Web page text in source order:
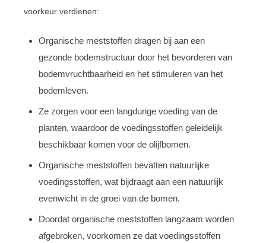
voorkeur verdienen:
Organische meststoffen dragen bij aan een
gezonde bodemstructuur door het bevorderen van
bodemvruchtbaarheid en het stimuleren van het
bodemleven.
Ze zorgen voor een langdurige voeding van de
planten, waardoor de voedingsstoffen geleidelijk
beschikbaar komen voor de olijfbomen.
Organische meststoffen bevatten natuurlijke
voedingsstoffen, wat bijdraagt aan een natuurlijk
evenwicht in de groei van de bomen.
Doordat organische meststoffen langzaam worden
afgebroken, voorkomen ze dat voedingsstoffen